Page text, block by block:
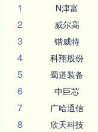
1
N津富
2 威尔高
3 锴威特
4 科翔股份
5 蜀道装备
6 中巨芯
7 广哈通信
8 欣天科技